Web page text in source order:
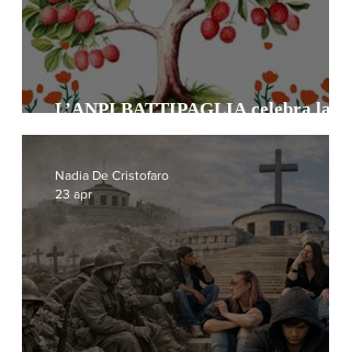
L’ANPI BATTIPAGLIA celebra la
Liberazione fra verde e Costituzione
Nadia De Cristofaro
23 apr